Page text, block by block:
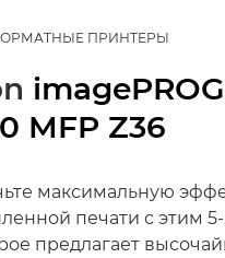
ПРИНТЕРЫ
MFP Z36
максимальную
печати с этим
предлагает